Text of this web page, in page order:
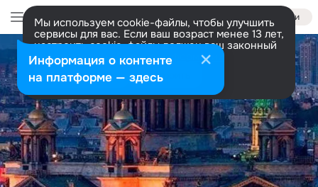
Войти
Мы используем cookie-файлы, чтобы улучшить
сервисы для вас. Если ваш возраст менее 13 лет,
настроить cookie-файлы должен ваш законный
представитель. Больше информации
Разрешить все Настроить
Информация о контенте
на платформе — здесь